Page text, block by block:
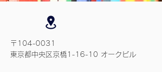
〒104-0031
東京都中央区京橋1-16-10 オークビル